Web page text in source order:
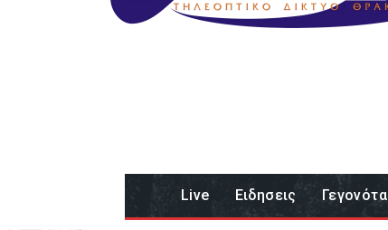
Live Eιδησεις Γεγονότα